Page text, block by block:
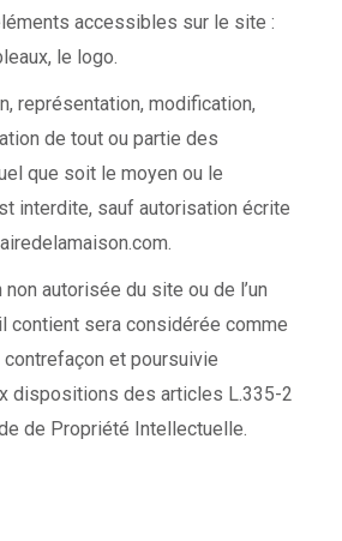
accessibles sur le site :
le logo.
représentation, modification,
de tout ou partie des
que soit le moyen ou le
interdite, sauf autorisation écrite
autorisée du site ou de l’un
contient sera considérée comme
contrefaçon et poursuivie
dispositions des articles L.335-2
de Propriété Intellectuelle.